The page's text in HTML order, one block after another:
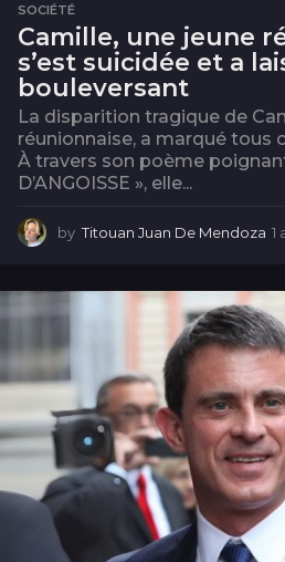
SOCIÉTÉ
Camille, une jeune
s’est suicidée et a
bouleversant
La disparition tragique de
réunionnaise, a marqué tous
À travers son poème
D’ANGOISSE », elle...
by Titouan Juan De Mendoza 1